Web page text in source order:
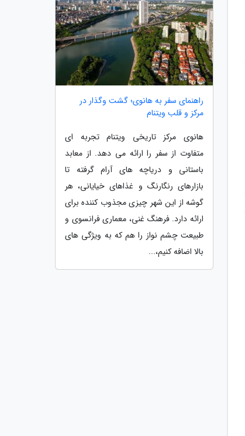
راهنمای سفر به هانوی؛ گشت وگذار در
مرکز و قلب ویتنام
هانوی مرکز تاریخی ویتنام تجربه ای
متفاوت از سفر را ارائه می دهد. از معابد
باستانی و دریاچه های آرام گرفته تا
بازارهای رنگارنگ و غذاهای خیایانی، هر
گوشه از این شهر چیزی مجذوب کننده برای
ارائه دارد. فرهنگ غنی، معماری فرانسوی و
طبیعت چشم نواز را هم که به ویژگی های
بالا اضافه کنیم،...